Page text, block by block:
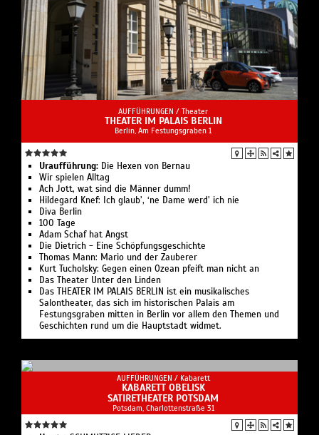
AUFFÜHRUNGEN / Theater
THEATER IM PALAIS BERLIN
Berlin, Am Festungsgraben 1
Uraufführung: Die Hexen von Bernau
Wir spielen Alltag
Ach Jott, wat sind die Männer dumm!
Hildegard Knef: Ich glaub’, ‘ne Dame werd’ ich nie
Diva Berlin
100 Tage
Adam Schaf hat Angst
Die Dietrich - Eine Schöpfungsgeschichte
Thomas Mann: Mario und der Zauberer
Kurt Tucholsky: Gegen einen Ozean pfeift man nicht an
Das Theater Unter den Linden
Das THEATER IM PALAIS BERLIN ist ein musikalisches
Salontheater, das sich im historischen Palais am
Festungsgraben mitten in Berlin vor allem den Themen und
Geschichten rund um die Hauptstadt widmet.
AUFFÜHRUNGEN / Kabarett
KABARETT OBELISK
SATIRETHEATER POTSDAM
Potsdam, Charlottenstraße 31